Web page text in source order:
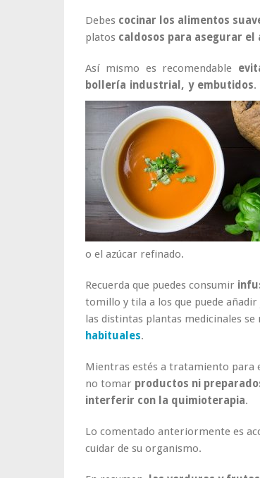
Debes cocinar los alimentos
platos caldosos para asegurar
Así mismo es recomendable
bollería industrial, y embutidos.
o el azúcar refinado.
Recuerda que puedes consumir
tomillo y tila a los que puede
las distintas plantas medicinales se
habituales.
Mientras estés a tratamiento para
no tomar productos ni
interferir con la quimioterapia.
Lo comentado anteriormente es
cuidar de su organismo.